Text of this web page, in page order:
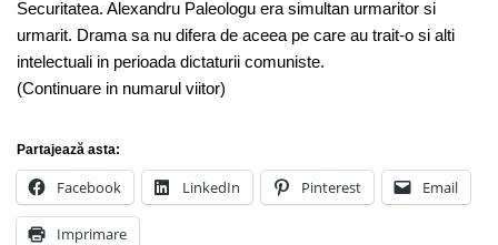
Securitatea. Alexandru Paleologu era simultan urmaritor si
urmarit. Drama sa nu difera de aceea pe care au trait-o si alti
intelectuali in perioada dictaturii comuniste.
(Continuare in numarul viitor)
Partajează asta:
Facebook LinkedIn Pinterest Email
Imprimare